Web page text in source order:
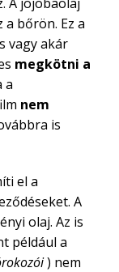
bőrön. Ez a
vagy akár
megkötni a
a
nem
is
el a
A
olaj. Az is
például a
) nem